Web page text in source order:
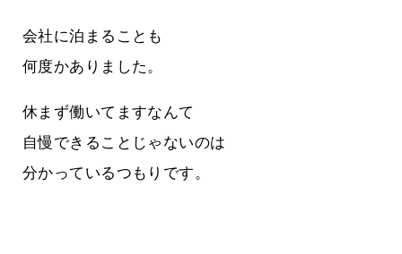
会社に泊まることも
何度かありました。
休まず働いてますなんて
自慢できることじゃないのは
分かっているつもりです。